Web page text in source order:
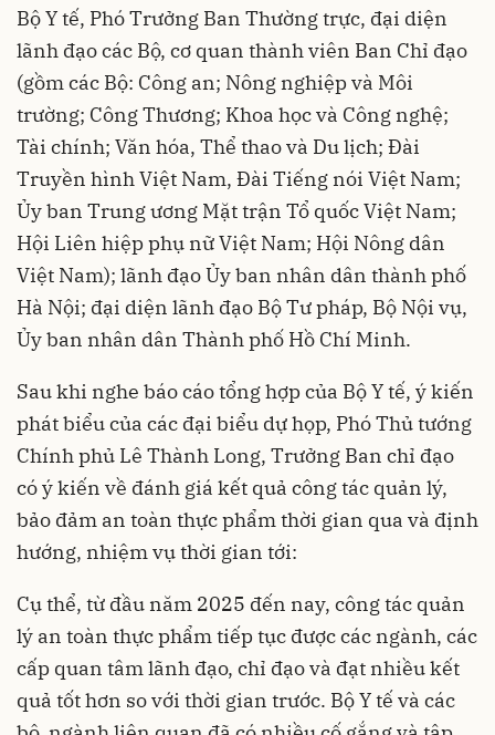
Bộ Y tế, Phó Trưởng Ban Thường trực, đại diện
lãnh đạo các Bộ, cơ quan thành viên Ban Chỉ đạo
(gồm các Bộ: Công an; Nông nghiệp và Môi
trường; Công Thương; Khoa học và Công nghệ;
Tài chính; Văn hóa, Thể thao và Du lịch; Đài
Truyền hình Việt Nam, Đài Tiếng nói Việt Nam;
Ủy ban Trung ương Mặt trận Tổ quốc Việt Nam;
Hội Liên hiệp phụ nữ Việt Nam; Hội Nông dân
Việt Nam); lãnh đạo Ủy ban nhân dân thành phố
Hà Nội; đại diện lãnh đạo Bộ Tư pháp, Bộ Nội vụ,
Ủy ban nhân dân Thành phố Hồ Chí Minh.
Sau khi nghe báo cáo tổng hợp của Bộ Y tế, ý kiến
phát biểu của các đại biểu dự họp, Phó Thủ tướng
Chính phủ Lê Thành Long, Trưởng Ban chỉ đạo
có ý kiến về đánh giá kết quả công tác quản lý,
bảo đảm an toàn thực phẩm thời gian qua và định
hướng, nhiệm vụ thời gian tới:
Cụ thể, từ đầu năm 2025 đến nay, công tác quản
lý an toàn thực phẩm tiếp tục được các ngành, các
cấp quan tâm lãnh đạo, chỉ đạo và đạt nhiều kết
quả tốt hơn so với thời gian trước. Bộ Y tế và các